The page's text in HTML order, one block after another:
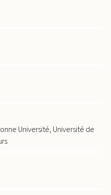
Université, Université de